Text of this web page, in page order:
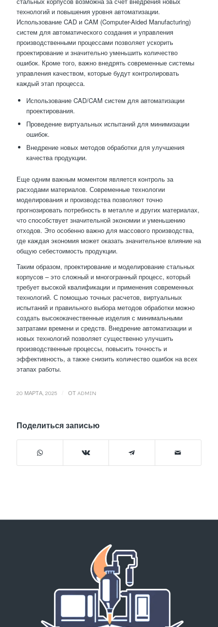
технологий и повышения уровня автоматизации.
Использование CAD и CAM (Computer-Aided Manufacturing)
систем для автоматического создания и управления
производственными процессами позволяет ускорить
проектирование и значительно уменьшить количество
ошибок. Кроме того, важно внедрять современные системы
управления качеством, которые будут контролировать
каждый этап процесса.
Использование CAD/CAM систем для автоматизации
проектирования.
Проведение виртуальных испытаний для минимизации
ошибок.
Внедрение новых методов обработки для улучшения
качества продукции.
Еще одним важным моментом является контроль за
расходами материалов. Современные технологии
моделирования и производства позволяют точно
прогнозировать потребность в металле и других материалах,
что способствует значительной экономии и уменьшению
отходов. Это особенно важно для массового производства,
где каждая экономия может оказать значительное влияние на
общую себестоимость продукции.
Таким образом, проектирование и моделирование стальных
корпусов – это сложный и многогранный процесс, который
требует высокой квалификации и применения современных
технологий. С помощью точных расчетов, виртуальных
испытаний и правильного выбора методов обработки можно
создать высококачественные изделия с минимальными
затратами времени и средств. Внедрение автоматизации и
новых технологий позволяет существенно улучшить
производственные процессы, повысить точность и
эффективность, а также снизить количество ошибок на всех
этапах работы.
20 МАРТА, 2025 ОТ ADMIN
Поделиться записью